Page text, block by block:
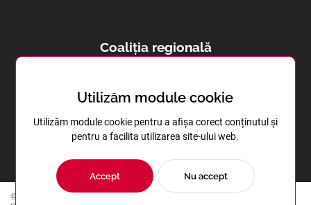
Coaliția regională
Sănătatea reproductivă în Transnistria
© Copyright 2023 | Centrul de Instruire în Domeniul Sănătăţii
Utilizăm module cookie
Utilizăm module cookie pentru a afișa corect conținutul și
pentru a facilita utilizarea site-ului web.
Accept Nu accept